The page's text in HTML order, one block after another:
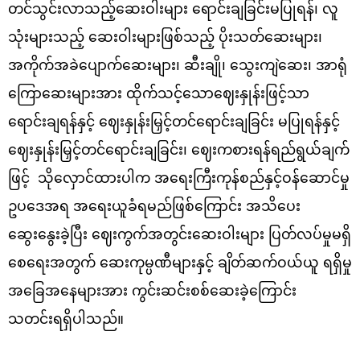
တင်သွင်းလာသည့်ဆေးဝါးများ ရောင်းချခြင်းမပြုရန်၊ လူ
သုံးများသည့် ဆေးဝါးများဖြစ်သည့် ပိုးသတ်ဆေးများ၊
အကိုက်အခဲပျောက်ဆေးများ၊ ဆီးချို၊ သွေးကျဲဆေး၊ အာရုံ
ကြောဆေးများအား ထိုက်သင့်သောဈေးနှုန်းဖြင့်သာ
ရောင်းချရန်နှင့် ဈေးနှုန်းမြှင့်တင်ရောင်းချခြင်း မပြုရန်နှင့်
ဈေးနှုန်းမြှင့်တင်ရောင်းချခြင်း၊ ဈေးကစားရန်ရည်ရွယ်ချက်
ဖြင့် သိုလှောင်ထားပါက အရေးကြီးကုန်စည်နှင့်ဝန်ဆောင်မှု
ဥပဒေအရ အရေးယူခံရမည်ဖြစ်ကြောင်း အသိပေး
ဆွေးနွေးခဲ့ပြီး ဈေးကွက်အတွင်းဆေးဝါးများ ပြတ်လပ်မှုမရှိ
စေရေးအတွက် ဆေးကုမ္ပဏီများနှင့် ချိတ်ဆက်ဝယ်ယူ ရရှိမှု
အခြေအနေများအား ကွင်းဆင်းစစ်ဆေးခဲ့ကြောင်း
သတင်းရရှိပါသည်။